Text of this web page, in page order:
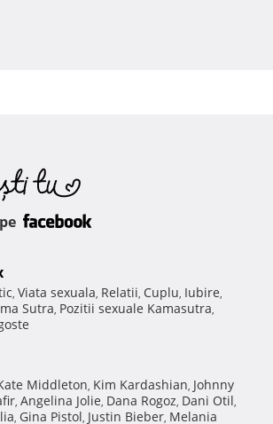
, Viata sexuala, Relatii, Cuplu, Iubire,
Sutra, Pozitii sexuale Kamasutra,
Middleton, Kim Kardashian, Johnny
, Angelina Jolie, Dana Rogoz, Dani Otil,
, Gina Pistol, Justin Bieber, Melania